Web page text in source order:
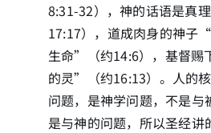
8:31-32），神的话语是真
17:17），道成肉身的神子“
生命”（约14:6），基督赐
的灵”（约16:13）。人的
问题，是神学问题，不是与
是与神的问题，所以圣经讲